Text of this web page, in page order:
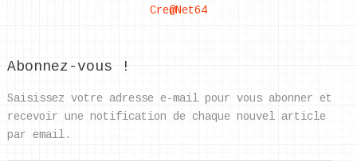
Cre@Net64
Abonnez-vous !
Saisissez votre adresse e-mail pour vous abonner et
recevoir une notification de chaque nouvel article
par email.